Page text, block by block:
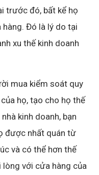
trước đó, bất kể họ
Đó là lý do tại
xu thế kinh doanh
mua kiểm soát quy
họ, tạo cho họ thế
kinh doanh, bạn
được nhất quán từ
và có thể hơn thế
lòng với cửa hàng của